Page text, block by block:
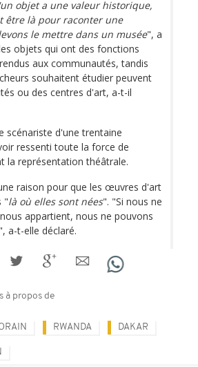
objet a une valeur historique,
être là pour raconter une
le mettre dans un musée", a
objets qui ont des fonctions
aux communautés, tandis
souhaitent étudier peuvent
ou des centres d'art, a-t-il
scénariste d'une trentaine
ressenti toute la force de
la représentation théâtrale.
raison pour que les œuvres d'art
"là où elles sont nées". "Si nous ne
appartient, nous ne pouvons
a-t-elle déclaré.
à propos de
RWANDA DAKAR